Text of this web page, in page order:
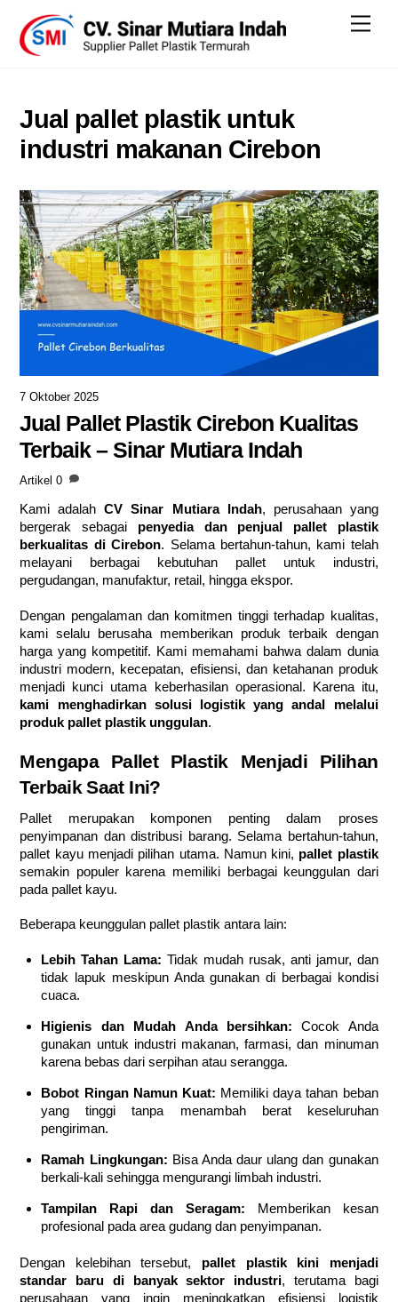
content
Jual pallet plastik untuk
industri makanan Cirebon
7 Oktober 2025
Jual Pallet Plastik Cirebon Kualitas
Terbaik – Sinar Mutiara Indah
Artikel 0
Kami adalahCV Sinar Mutiara Indah, perusahaan yang
bergerak sebagai penyedia dan penjual pallet plastik
berkualitas di Cirebon. Selama bertahun-tahun, kami telah
melayani berbagai kebutuhan pallet untuk industri,
pergudangan, manufaktur, retail, hingga ekspor.
Dengan pengalaman dan komitmen tinggi terhadap kualitas,
kami selalu berusaha memberikan produk terbaik dengan
harga yang kompetitif. Kami memahami bahwa dalam dunia
industri modern, kecepatan, efisiensi, dan ketahanan produk
menjadi kunci utama keberhasilan operasional. Karena itu,
kami menghadirkan solusi logistik yang andal melalui
produk pallet plastik unggulan.
Mengapa Pallet Plastik Menjadi Pilihan
Terbaik Saat Ini?
Pallet merupakan komponen penting dalam proses
penyimpanan dan distribusi barang. Selama bertahun-tahun,
pallet kayu menjadi pilihan utama. Namun kini, pallet plastik
semakin populer karena memiliki berbagai keunggulan dari
pada pallet kayu.
Beberapa keunggulan pallet plastik antara lain:
Lebih Tahan Lama: Tidak mudah rusak, anti jamur, dan
tidak lapuk meskipun Anda gunakan di berbagai kondisi
cuaca.
Higienis dan Mudah Anda bersihkan: Cocok Anda
gunakan untuk industri makanan, farmasi, dan minuman
karena bebas dari serpihan atau serangga.
Bobot Ringan Namun Kuat: Memiliki daya tahan beban
yang tinggi tanpa menambah berat keseluruhan
pengiriman.
Ramah Lingkungan: Bisa Anda daur ulang dan gunakan
berkali-kali sehingga mengurangi limbah industri.
Tampilan Rapi dan Seragam: Memberikan kesan
profesional pada area gudang dan penyimpanan.
Dengan kelebihan tersebut, pallet plastik kini menjadi
standar baru di banyak sektor industri, terutama bagi
perusahaan yang ingin meningkatkan efisiensi logistik